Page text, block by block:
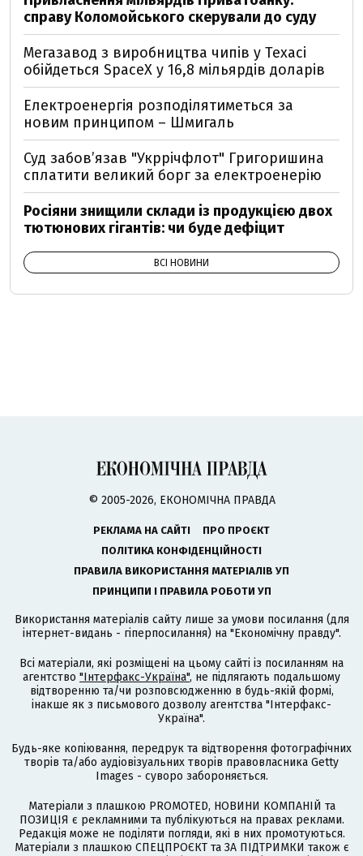
справу Коломойського скерували до суду
Мегазавод з виробництва чипів у Техасі
обійдеться SpaceX у 16,8 мільярдів доларів
Електроенергія розподілятиметься за
новим принципом – Шмигаль
Суд забов’язав "Укррічфлот" Григоришина
сплатити великий борг за електроенерію
Росіяни знищили склади із продукцією двох
тютюнових гігантів: чи буде дефіцит
ВСІ НОВИНИ
© 2005-2026, ЕКОНОМІЧНА ПРАВДА
РЕКЛАМА НА САЙТІ
ПРО ПРОЄКТ
ПОЛІТИКА КОНФІДЕНЦІЙНОСТІ
ПРАВИЛА ВИКОРИСТАННЯ МАТЕРІАЛІВ УП
ПРИНЦИПИ І ПРАВИЛА РОБОТИ УП
Використання матеріалів сайту лише за умови посилання (для
інтернет-видань - гіперпосилання) на "Економічну правду".
Всі матеріали, які розміщені на цьому сайті із посиланням на
агентство "Інтерфакс-Україна", не підлягають подальшому
відтворенню та/чи розповсюдженню в будь-якій формі,
інакше як з письмового дозволу агентства "Інтерфакс-
Україна".
Будь-яке копіювання, передрук та відтворення фотографічних
творів та/або аудіовізуальних творів правовласника Getty
Images - суворо забороняється.
Матеріали з плашкою PROMOTED, НОВИНИ КОМПАНІЙ та
ПОЗИЦІЯ є рекламними та публікуються на правах реклами.
Редакція може не поділяти погляди, які в них промотуються.
Матеріали з плашкою СПЕЦПРОЄКТ та ЗА ПІДТРИМКИ також є